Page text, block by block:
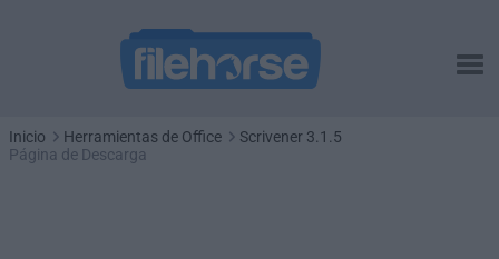
Inicio Herramientas de Office
Scrivener 3.1.5
Página de Descarga